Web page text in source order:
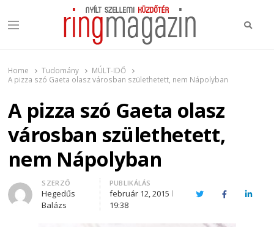
Menu
Home Tudomány
MÚLT-IDŐ
A pizza szó Gaeta olasz városban születhetett, nem Nápolyban
A pizza szó Gaeta olasz
városban születhetett,
nem Nápolyban
Author
SZERZŐ
Hegedűs
Balázs
PUBLIKÁLÁS
február 12, 2015
19:38
TwitterFacebook